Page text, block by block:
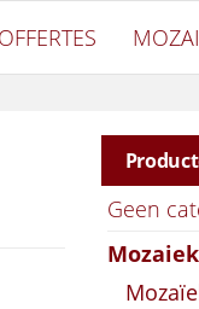
OFFERTES
Geen